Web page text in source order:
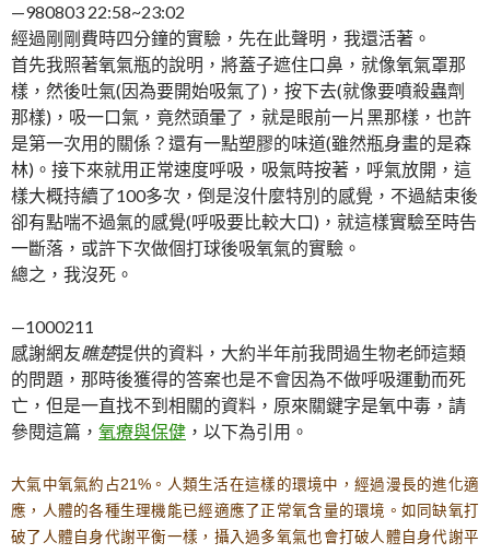
—980803 22:58~23:02
經過剛剛費時四分鐘的實驗，先在此聲明，我還活著。
首先我照著氧氣瓶的說明，將蓋子遮住口鼻，就像氧氣罩那
樣，然後吐氣(因為要開始吸氣了)，按下去(就像要噴殺蟲劑
那樣)，吸一口氣，竟然頭暈了，就是眼前一片黑那樣，也許
是第一次用的關係？還有一點塑膠的味道(雖然瓶身畫的是森
林)。接下來就用正常速度呼吸，吸氣時按著，呼氣放開，這
樣大概持續了100多次，倒是沒什麼特別的感覺，不過結束後
卻有點喘不過氣的感覺(呼吸要比較大口)，就這樣實驗至時告
一斷落，或許下次做個打球後吸氧氣的實驗。
總之，我沒死。
—1000211
感謝網友瞧楚提供的資料，大約半年前我問過生物老師這類
的問題，那時後獲得的答案也是不會因為不做呼吸運動而死
亡，但是一直找不到相關的資料，原來關鍵字是氧中毒，請
參閱這篇， 氧療與保健 ，以下為引用。
大氣中氧氣約占21% 。人類生活在這樣的環境中，經過漫長的進化適
應，人體的各種生理機能已經適應了 正常氧含量的環境。如同缺氧打
破了人體自身代謝平衡一樣，攝入過多氧氣也會打破人體自身代謝平